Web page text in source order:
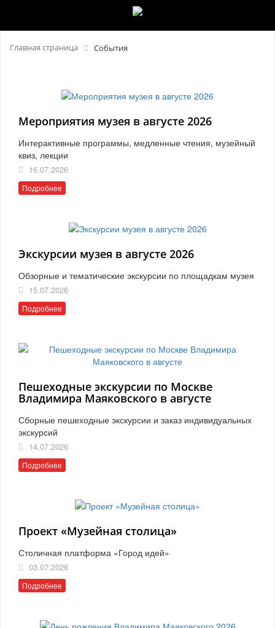
Главная страница События
Мероприятия музея в августе 2026
Интерактивные программы, медленные чтения, музейный
квиз, лекции
16.07.2026
Подробнее
Экскурсии музея в августе 2026
Обзорные и тематические экскурсии по площадкам музея
15.07.2026
Подробнее
Пешеходные экскурсии по Москве
Владимира Маяковского в августе
Сборные пешеходные экскурсии и заказ индивидуальных
экскурсий
14.07.2026
Подробнее
Проект «Музейная столица»
Столичная платформа «Город идей»
03.07.2026
Подробнее